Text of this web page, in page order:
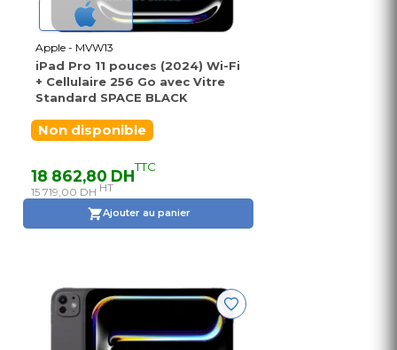
Apple - MVW13
iPad Pro 11 pouces (2024) Wi-Fi
+ Cellulaire 256 Go avec Vitre
Standard SPACE BLACK
Non disponible
18 862,80 DHTTC
15 719,00 DH HT
Ajouter au panier